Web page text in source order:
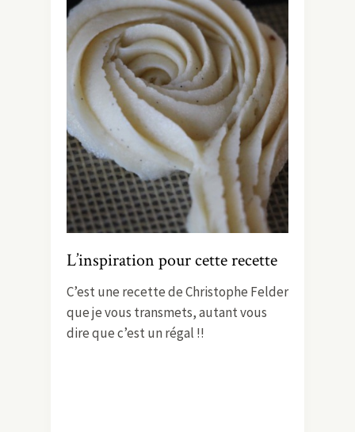
L’inspiration pour cette recette
C’est une recette de Christophe Felder
que je vous transmets, autant vous
dire que c’est un régal !!